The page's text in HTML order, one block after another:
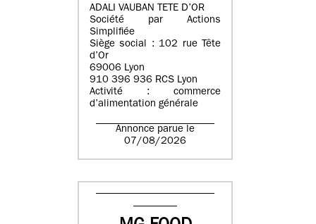
ADALI VAUBAN TETE D’OR
Société par Actions
Simplifiée
Siège social : 102 rue Tête
d’Or
69006 Lyon
910 396 936 RCS Lyon
Activité : commerce
d’alimentation générale
Annonce parue le
07/08/2026